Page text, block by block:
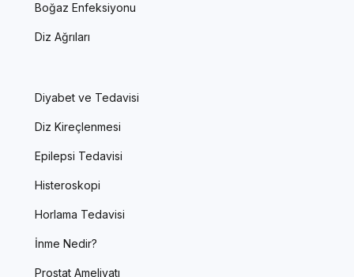
Boğaz Enfeksiyonu
Diz Ağrıları
Diyabet ve Tedavisi
Diz Kireçlenmesi
Epilepsi Tedavisi
Histeroskopi
Horlama Tedavisi
İnme Nedir?
Prostat Ameliyatı